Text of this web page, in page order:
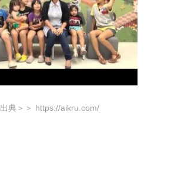
出典＞＞ https://aikru.com/